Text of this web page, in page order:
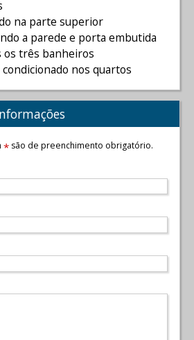
na parte superior
a parede e porta embutida
os três banheiros
nos quartos
*são de preenchimento obrigatório.